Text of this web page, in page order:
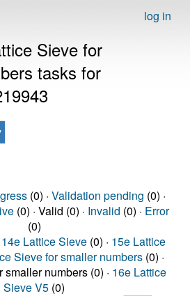
log in
Sieve for
tasks for
(0) · Validation pending (0) ·
(0) · Valid (0) · Invalid (0) · Error
(0)
14e Lattice Sieve (0) · 15e Lattice
Sieve for smaller numbers (0) ·
numbers (0) · 16e Lattice
Sieve V5 (0)